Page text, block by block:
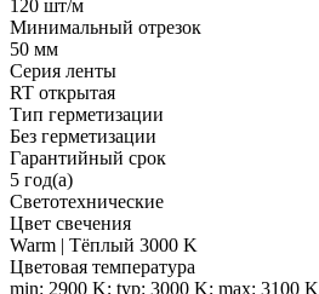
120 шт/м
Минимальный отрезок
50 мм
Серия ленты
RT открытая
Тип герметизации
Без герметизации
Гарантийный срок
5 год(а)
Светотехнические
Цвет свечения
Warm | Тёплый 3000 K
Цветовая температура
min: 2900 K; typ: 3000 K; max: 3100 K